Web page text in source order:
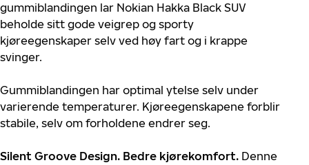
gummiblandingen lar Nokian Hakka Black SUV
beholde sitt gode veigrep og sporty
kjøreegenskaper selv ved høy fart og i krappe
svinger.
Gummiblandingen har optimal ytelse selv under
varierende temperaturer. Kjøreegenskapene forblir
stabile, selv om forholdene endrer seg.
Silent Groove Design. Bedre kjørekomfort. Denne